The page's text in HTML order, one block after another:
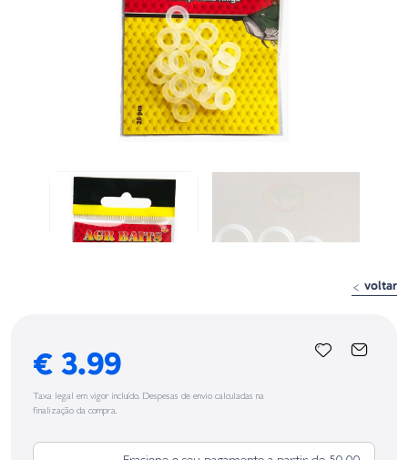
voltar
€ 3.99
Taxa legal em vigor incluído. Despesas de envio calculadas na
finalização da compra.